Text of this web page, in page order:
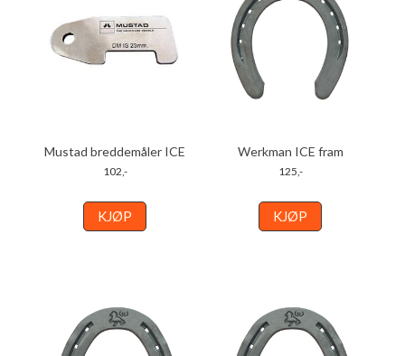
Mustad breddemåler ICE
102,-
KJØP
Werkman ICE fram
125,-
KJØP